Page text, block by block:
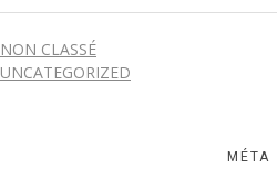
NON CLASSÉ
UNCATEGORIZED
MÉTA